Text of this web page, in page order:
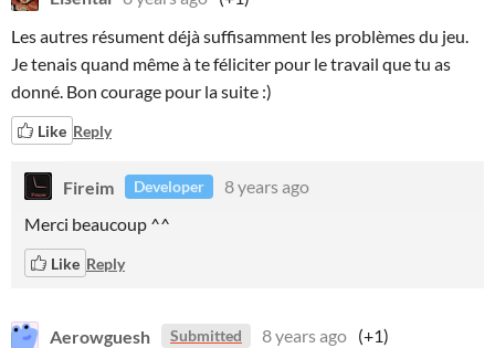
Les autres résument déjà suffisamment les problèmes du jeu.
Je tenais quand même à te féliciter pour le travail que tu as
donné. Bon courage pour la suite :)
Like Reply
Fireim Developer
8 years ago
Merci beaucoup ^^
Like Reply
Aerowguesh Submitted 8 years ago (+1)